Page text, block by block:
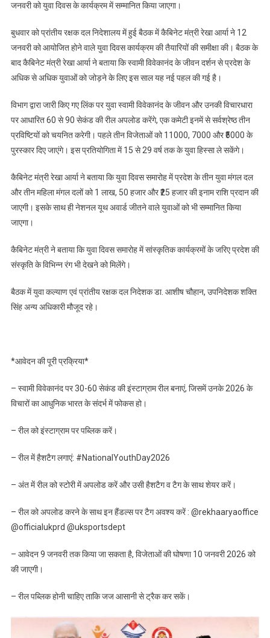
जनवरी को युवा दिवस के कार्यक्रम में सम्मानित किया जाएगा।
बुधवार को प्रांतीय रक्षक दल निदेशालय में हुई बैठक में कैबिनेट मंत्री रेखा आर्या ने 12
जनवरी को आयोजित होने वाले युवा दिवस कार्यक्रम की तैयारियों की समीक्षा की। बैठक के
बाद कैबिनेट मंत्री रेखा आर्या ने बताया कि स्वामी विवेकानंद के जीवन दर्शन से प्रदेश के
अधिक से अधिक युवाओं को जोड़ने के लिए इस साल यह नई पहल की गई है।
विभाग द्वारा जारी किए गए लिंक पर युवा स्वामी विवेकानंद के जीवन और उनकी विचारधारा
पर आधारित 60 से 90 सेकंड की रील अपलोड करेंगे, एक कमेटी इनमें से सर्वश्रेष्ठ तीन
प्रविष्टियों को चयनित करेगी। पहले तीन विजेताओं को 11000, 7000 और ₹5000 के
पुरस्कार दिए जाएंगे। इस प्रतियोगिता में 15 से 29 वर्ष तक के युवा हिस्सा ले सकेंगे।
कैबिनेट मंत्री रेखा आर्या ने बताया कि युवा दिवस समारोह में प्रदेश के तीन युवा मंगल दल
और तीन महिला मंगल दलों को 1 लाख, 50 हजार और ₹25 हजार की इनाम राशि प्रदान की
जाएगी। इसके साथ ही नेशनल यूथ अवार्ड जीतने वाले युवाओं को भी सम्मानित किया
जाएगा।
कैबिनेट मंत्री ने बताया कि युवा दिवस समारोह में सांस्कृतिक कार्यक्रमों के जरिए प्रदेश की
संस्कृति के विभिन्न रंग भी देखने को मिलेंगे।
बैठक में युवा कल्याण एवं प्रांतीय रक्षक दल निदेशक डा. आशीष चौहान, उपनिदेशक शक्ति
सिंह अन्य अधिकारी मौजूद रहे।
*आवेदन की पूरी प्रक्रिया*
– स्वामी विवेकानंद पर 30-60 सेकंड की इंस्टाग्राम रील बनाएं, जिसमें उनके 2026 के
विचारों का आधुनिक भारत के संदर्भ में फोकस हो।
– रील को इंस्टाग्राम पर पब्लिक करें।
– रील में हैशटैग लगाएं: #NationalYouthDay2026
– अंत में रील को स्टोरी में अपलोड करें और उसी हैशटैग व टैग के साथ शेयर करें।
– रील को अपलोड करने के साथ इन हैंडल्स पर टैग अवश्य करें : @rekhaaryaoffice
@officialukprd @uksportsdept
– आवेदन 9 जनवरी तक किया जा सकता है, विजेताओं की घोषणा 10 जनवरी 2026 को
की जाएगी।
– रील पब्लिक होनी चाहिए ताकि जज आसानी से ट्रैक कर सकें।